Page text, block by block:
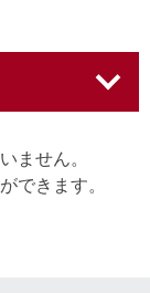
ません。
できます。